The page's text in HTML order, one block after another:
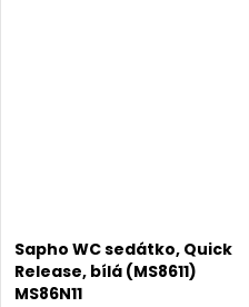
Sapho WC sedátko, Quick
Release, bílá (MS8611)
MS86N11